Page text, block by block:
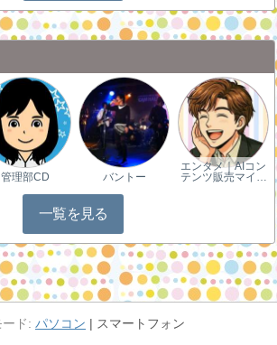
管理部CD バントー
エンタメ｜AIコン
テンツ販売マイ…
一覧を見る
パソコン スマートフォン